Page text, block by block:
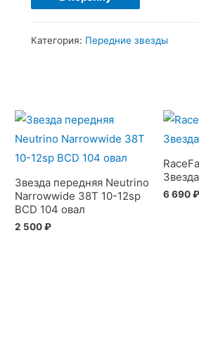
товара
серые
Категория: Передние звезды
Звезда передняя Neutrino
Narrowwide 38T 10-12sp
BCD 104 овал
2 500₽
6 690₽